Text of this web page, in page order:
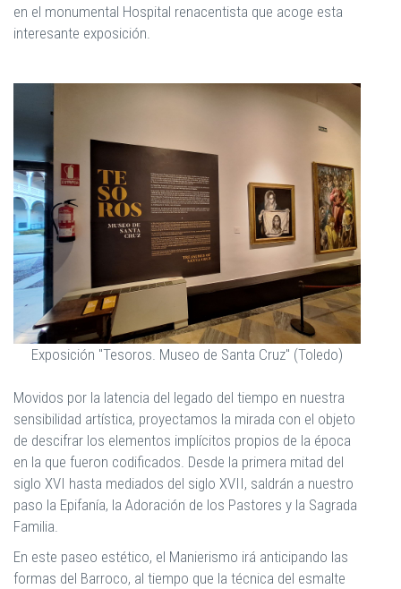
en el monumental Hospital renacentista que acoge esta
interesante exposición.
Exposición "Tesoros. Museo de Santa Cruz" (Toledo)
Movidos por la latencia del legado del tiempo en nuestra
sensibilidad artística, proyectamos la mirada con el objeto
de descifrar los elementos implícitos propios de la época
en la que fueron codificados. Desde la primera mitad del
siglo XVI hasta mediados del siglo XVII, saldrán a nuestro
paso la Epifanía, la Adoración de los Pastores y la Sagrada
Familia.
En este paseo estético, el Manierismo irá anticipando las
formas del Barroco, al tiempo que la técnica del esmalte